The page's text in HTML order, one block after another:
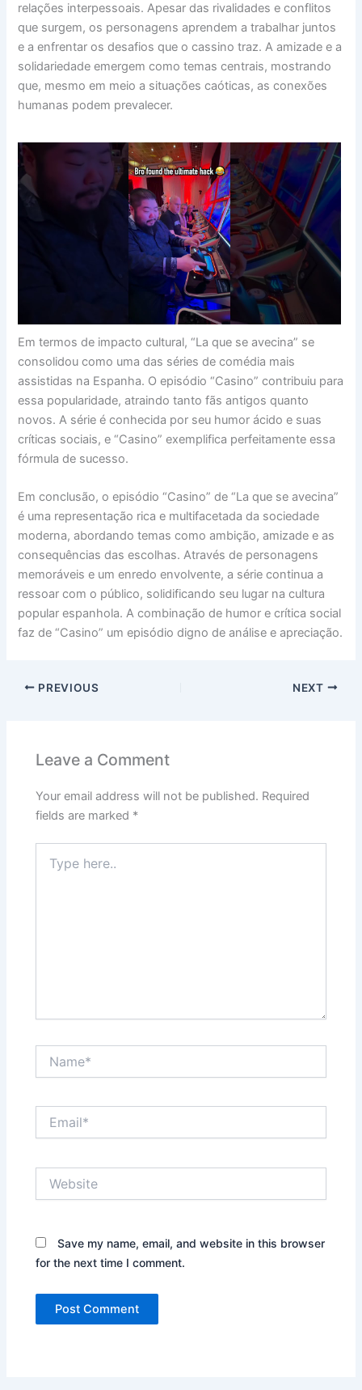
relações interpessoais. Apesar das rivalidades e conflitos
que surgem, os personagens aprendem a trabalhar juntos
e a enfrentar os desafios que o cassino traz. A amizade e a
solidariedade emergem como temas centrais, mostrando
que, mesmo em meio a situações caóticas, as conexões
humanas podem prevalecer.
Em termos de impacto cultural, “La que se avecina” se
consolidou como uma das séries de comédia mais
assistidas na Espanha. O episódio “Casino” contribuiu para
essa popularidade, atraindo tanto fãs antigos quanto
novos. A série é conhecida por seu humor ácido e suas
críticas sociais, e “Casino” exemplifica perfeitamente essa
fórmula de sucesso.
Em conclusão, o episódio “Casino” de “La que se avecina”
é uma representação rica e multifacetada da sociedade
moderna, abordando temas como ambição, amizade e as
consequências das escolhas. Através de personagens
memoráveis e um enredo envolvente, a série continua a
ressoar com o público, solidificando seu lugar na cultura
popular espanhola. A combinação de humor e crítica social
faz de “Casino” um episódio digno de análise e apreciação.
PREVIOUS NEXT
Leave a Comment
Your email address will not be published. Required
fields are marked *
here..
Save my name, email, and website in this browser
for the next time I comment.